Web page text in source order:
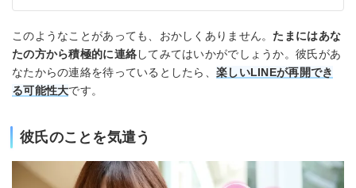
このようなことがあっても、おかしくありません。 たまにはあな
たの方から積極的に連絡してみてはいかがでしょうか。彼氏があ
なたからの連絡を待っているとしたら、楽しいLINEが再開でき
る可能性大です。
彼氏のことを気遣う